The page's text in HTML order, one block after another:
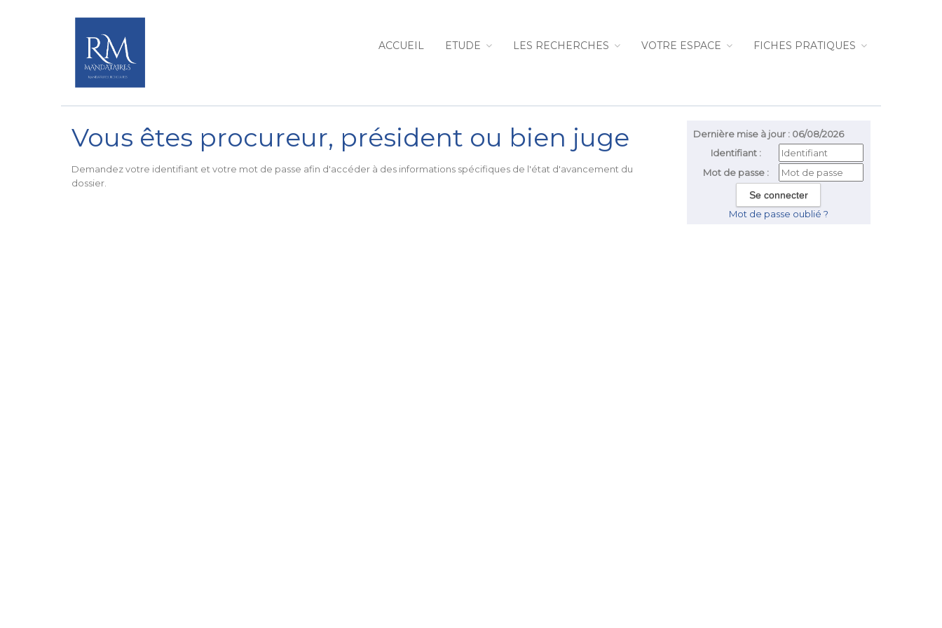
ACCUEIL ETUDE LES RECHERCHES VOTRE ESPACE FICHES PRATIQUES
Dernière mise à jour : 06/08/2026
Identifiant :
Mot de passe :
Mot de passe oublié ?
Vous êtes procureur, président ou bien juge
Demandez votre identifiant et votre mot de passe afin d'accéder à des informations spécifiques de l'état d'avancement du
dossier.